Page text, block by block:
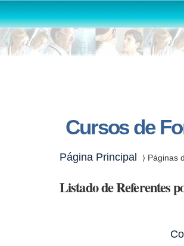
Cursos de
Página Principal ⟩ Páginas
Listado de Referentes